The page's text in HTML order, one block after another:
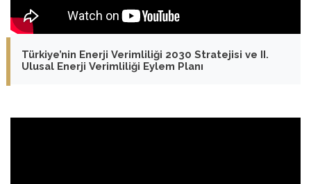
Türkiye’nin Enerji Verimliliği 2030 Stratejisi ve II.
Ulusal Enerji Verimliliği Eylem Planı